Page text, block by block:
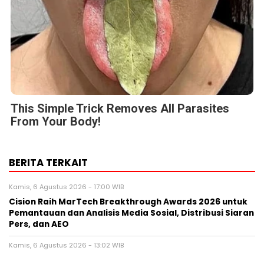
This Simple Trick Removes All Parasites
From Your Body!
BERITA TERKAIT
Kamis, 6 Agustus 2026 - 17:00 WIB
Cision Raih MarTech Breakthrough Awards 2026 untuk
Pemantauan dan Analisis Media Sosial, Distribusi Siaran
Pers, dan AEO
Kamis, 6 Agustus 2026 - 13:02 WIB